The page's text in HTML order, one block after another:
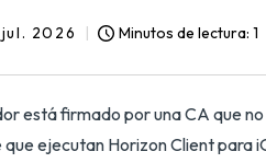
2026 Minutos de lectura: 1
está firmado por una CA que
que ejecutan Horizon Client para